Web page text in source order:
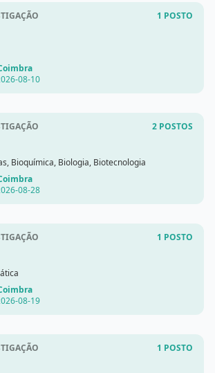
1 POSTO
08-10
2 POSTOS
Bioquímica, Biologia, Biotecnologia
08-28
1 POSTO
08-19
1 POSTO